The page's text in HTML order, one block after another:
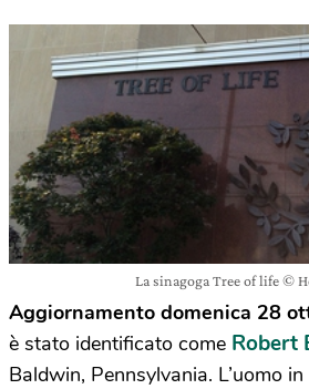
La sinagoga Tree of life ©
Aggiornamento domenica 28
è stato identificato come Robert
Baldwin, Pennsylvania. L’uomo